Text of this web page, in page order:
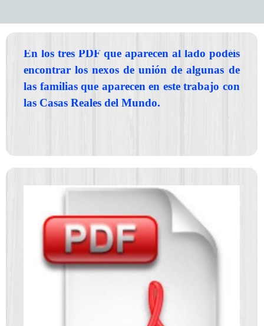
encontrar los nexos de unión de algunas de
las familias que aparecen en este trabajo con
las Casas Reales del Mundo.